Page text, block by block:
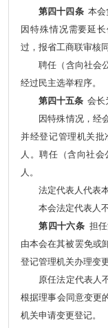
第四十四条本会
因特殊情况需要延
过，报省工商联审核
聘任（含向社会
经过民主选举程序。
第四十五条 会长
因特殊情况，经
并经登记管理机关
人。聘任（含向社
人。
法定代表人代表
本会法定代表人
第四十六条担任
由本会在其被罢免或
登记管理机关办理变更
原任法定代表人
根据理事会同意变更
机关申请变更登记。